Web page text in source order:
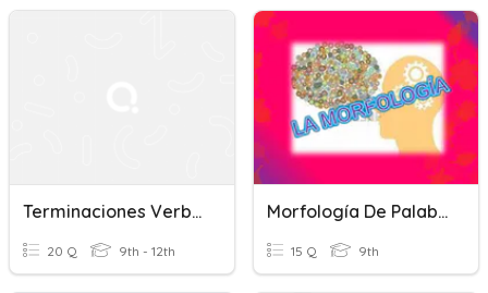
Terminaciones Verbales AR/ER/IR
20 Q 9th - 12th
Morfología De Palabras 3ro.
15 Q 9th